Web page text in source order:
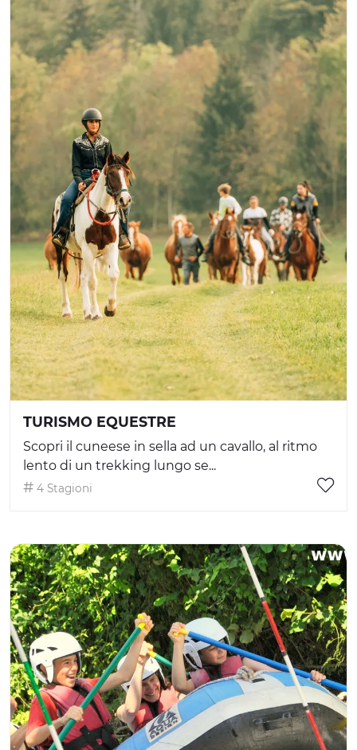
TURISMO EQUESTRE
Scopri il cuneese in sella ad un cavallo, al ritmo
lento di un trekking lungo se...
4 Stagioni